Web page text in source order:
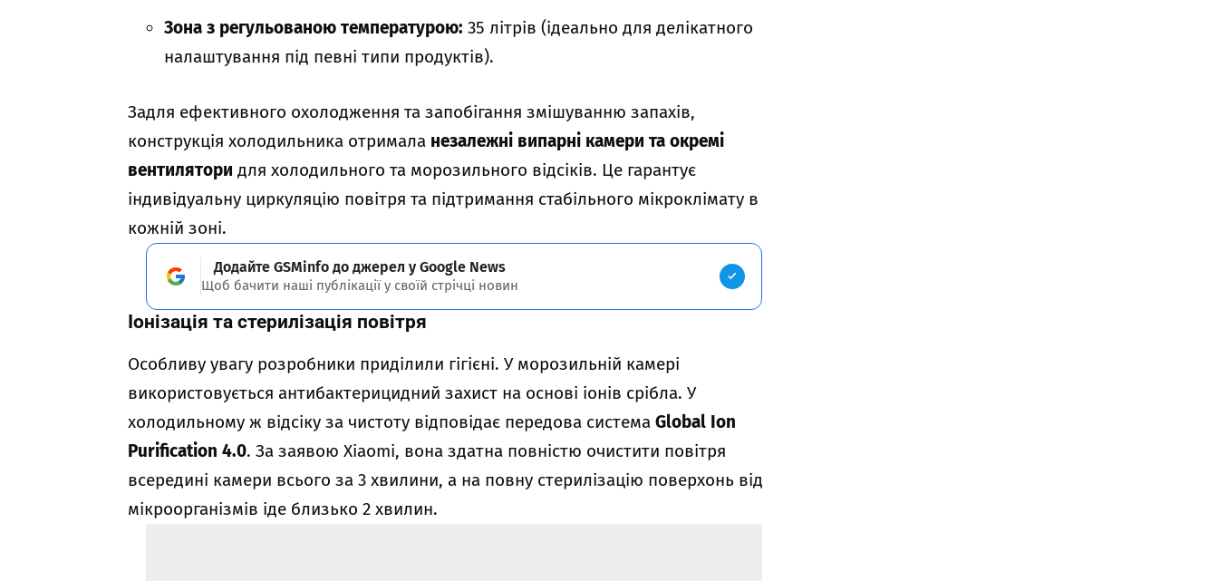
Зона з регульованою температурою: 35 літрів (ідеально для делікатного
налаштування під певні типи продуктів).
Задля ефективного охолодження та запобігання змішуванню запахів,
конструкція холодильника отримала незалежні випарні камери та окремі
вентилятори для холодильного та морозильного відсіків. Це гарантує
індивідуальну циркуляцію повітря та підтримання стабільного мікроклімату в
кожній зоні.
Додайте GSMinfo до джерел у Google News
Щоб бачити наші публікації у своїй стрічці новин
Іонізація та стерилізація повітря
Особливу увагу розробники приділили гігієні. У морозильній камері
використовується антибактерицидний захист на основі іонів срібла. У
холодильному ж відсіку за чистоту відповідає передова системаGlobal Ion
Purification 4.0. За заявою Xiaomi, вона здатна повністю очистити повітря
всередині камери всього за 3 хвилини, а на повну стерилізацію поверхонь від
мікроорганізмів іде близько 2 хвилин.